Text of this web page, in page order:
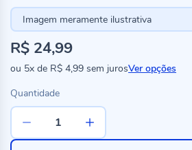
Imagem meramente ilustrativa
R$ 24,99
ou 5x de R$ 4,99 sem jurosVer opções
Quantidade